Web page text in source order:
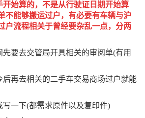
开始算的，不是从行驶证日期开始算
不能够搬运过户，有必要有车辆与沪
户流程相关于曾经要杂乱一点，分两
要去交管局开具相关的审阅单(有用
再去相关的二手车交易商场过户就能
一下(都需求原件以及复印件)